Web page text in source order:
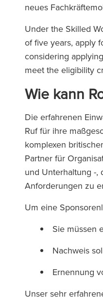
neues
Under the Skilled
of five years, apply
considering
meet the eligibility
Wie kann
Die erfahrenen
Ruf für ihre
komplexen
Partner für
und Unterhaltung -,
Anforderungen zu
Um eine
Sie müssen
Nachweis
Ernennung
Unser sehr